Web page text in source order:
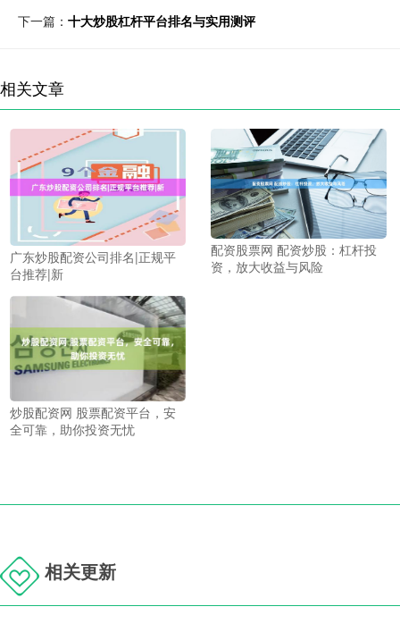
下一篇： 十大炒股杠杆平台排名与实用测评
相关文章
广东炒股配资公司排名|正规平
台推荐|新
配资股票网 配资炒股：杠杆投
资，放大收益与风险
炒股配资网 股票配资平台，安
全可靠，助你投资无忧
相关更新